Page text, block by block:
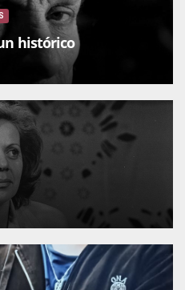
histórico